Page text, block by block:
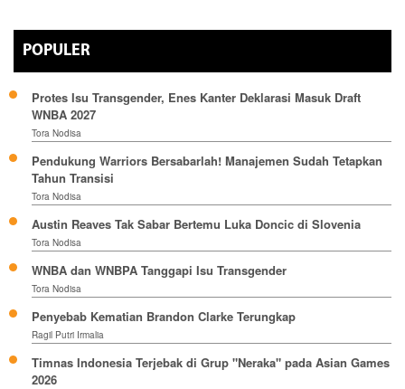
POPULER
Protes Isu Transgender, Enes Kanter Deklarasi Masuk Draft
WNBA 2027
Tora Nodisa
Pendukung Warriors Bersabarlah! Manajemen Sudah Tetapkan
Tahun Transisi
Tora Nodisa
Austin Reaves Tak Sabar Bertemu Luka Doncic di Slovenia
Tora Nodisa
WNBA dan WNBPA Tanggapi Isu Transgender
Tora Nodisa
Penyebab Kematian Brandon Clarke Terungkap
Ragil Putri Irmalia
Timnas Indonesia Terjebak di Grup "Neraka" pada Asian Games
2026